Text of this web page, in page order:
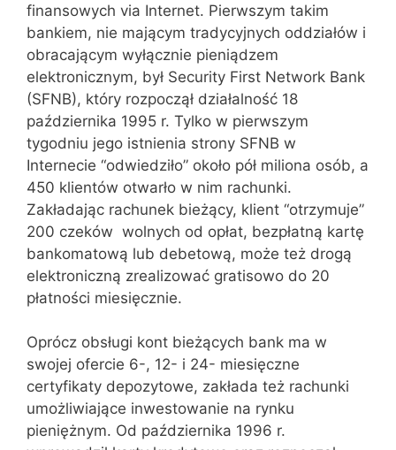
finansowych via Internet. Pierwszym takim
bankiem, nie mającym tradycyjnych oddziałów i
obracającym wyłącznie pieniądzem
elektronicznym, był Security First Network Bank
(SFNB), który rozpoczął działalność 18
października 1995 r. Tylko w pierwszym
tygodniu jego istnienia strony SFNB w
Internecie “odwiedziło” około pół miliona osób, a
450 klientów otwarło w nim rachunki.
Zakładając rachunek bieżący, klient “otrzymuje”
200 czeków wolnych od opłat, bezpłatną kartę
bankomatową lub debetową, może też drogą
elektroniczną zrealizować gratisowo do 20
płatności miesięcznie.
Oprócz obsługi kont bieżących bank ma w
swojej ofercie 6-, 12- i 24- miesięczne
certyfikaty depozytowe, zakłada też rachunki
umożliwiające inwestowanie na rynku
pieniężnym. Od października 1996 r.